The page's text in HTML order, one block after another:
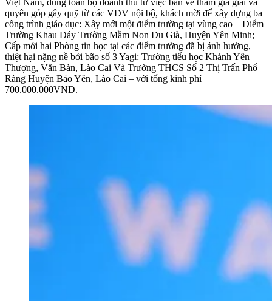
Việt Nam, dùng toàn bộ doanh thu từ việc bán vé tham gia giải và
quyên góp gây quỹ từ các VĐV nội bộ, khách mời để xây dựng ba
công trình giáo dục: Xây mới một điểm trường tại vùng cao – Điểm
Trường Khau Đáy Trường Mầm Non Du Già, Huyện Yên Minh;
Cấp mới hai Phòng tin học tại các điểm trường đã bị ảnh hưởng,
thiệt hại nặng nề bởi bão số 3 Yagi: Trường tiểu học Khánh Yên
Thượng, Văn Bàn, Lào Cai Và Trường THCS Số 2 Thị Trấn Phố
Ràng Huyện Bảo Yên, Lào Cai – với tổng kinh phí
700.000.000VND.